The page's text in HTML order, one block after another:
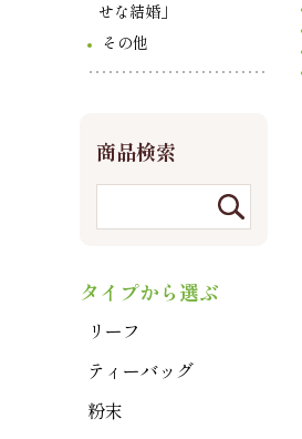
商品検索
せな結婚」
その他
タイプから選ぶ
リーフ
ティーバッグ
粉末